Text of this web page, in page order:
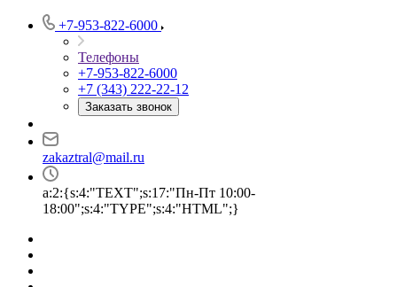
+7-953-822-6000
Телефоны
+7-953-822-6000
+7 (343) 222-22-12
Заказать звонок
zakaztral@mail.ru
a:2:{s:4:"TEXT";s:17:"Пн-Пт 10:00-
18:00";s:4:"TYPE";s:4:"HTML";}